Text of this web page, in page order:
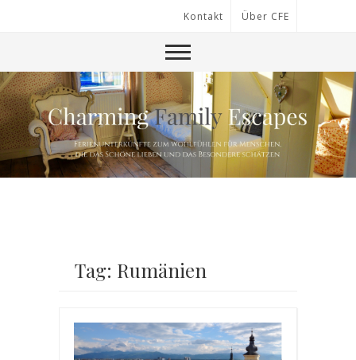
Kontakt Über CFE
Tag: Rumänien